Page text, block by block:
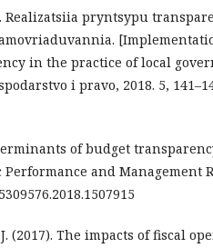
Realizatsiia pryntsypu
in the practice of local
i pravo, 2018. 5,
of budget
and Management
(2017). The impacts of fiscal